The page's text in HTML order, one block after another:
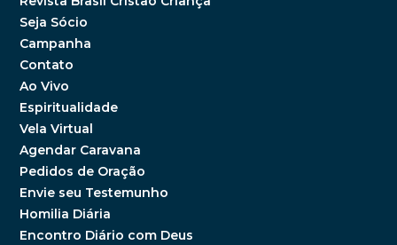
Seja Sócio
Campanha
Contato
Ao Vivo
Espiritualidade
Vela Virtual
Agendar Caravana
Pedidos de Oração
Envie seu Testemunho
Homilia Diária
Encontro Diário com Deus